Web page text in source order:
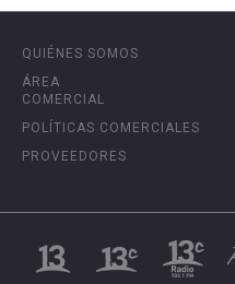
QUIÉNES SOMOS
ÁREA
COMERCIAL
POLÍTICAS COMERCIALES
PROVEEDORES